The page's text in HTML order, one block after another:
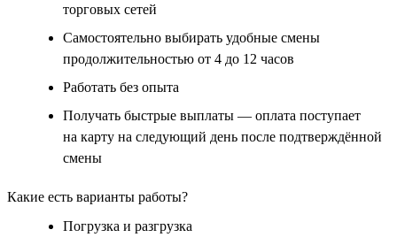
торговых сетей
Самостоятельно выбирать удобные смены
продолжительностью от 4 до 12 часов
Работать без опыта
Получать быстрые выплаты — оплата поступает
на карту на следующий день после подтверждённой
смены
Какие есть варианты работы?
Погрузка и разгрузка